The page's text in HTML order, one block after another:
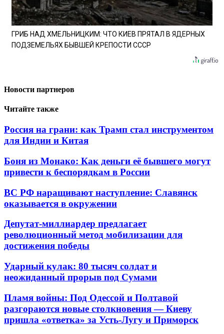
ГРИБ НАД ХМЕЛЬНИЦКИМ: ЧТО КИЕВ ПРЯТАЛ В ЯДЕРНЫХ
ПОДЗЕМЕЛЬЯХ БЫВШЕЙ КРЕПОСТИ СССР
Новости партнеров
Читайте также
Россия на грани: как Трамп стал инструментом
для Индии и Китая
Боня из Монако: Как деньги её бывшего могут
привести к беспорядкам в России
ВС РФ наращивают наступление: Славянск
оказывается в окружении
Депутат-миллиардер предлагает
революционный метод мобилизации для
достижения победы
Ударный кулак: 80 тысяч солдат и
неожиданный прорыв под Сумами
Пламя войны: Под Одессой и Полтавой
разгораются новые столкновения — Киеву
пришла «ответка» за Усть-Лугу и Приморск